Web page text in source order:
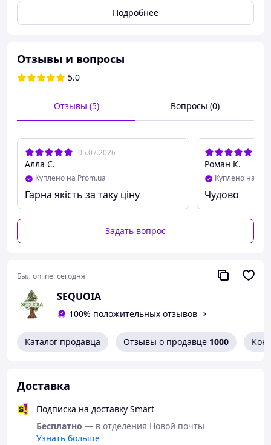
для интимных игр, так и для фотосессий.
(регулируется под фигуру)
Подробнее
Отзывы и вопросы
5.0
Отзывы (5) Вопросы (0)
05.07.2026
Алла С.
Куплено на Prom.ua
Гарна якість за таку ціну
Роман К.
Куплено на
Чудово
Задать вопрос
Был online:сегодня
SEQUOIA
100% положительных отзывов
Каталог продавца Отзывы о продавце 1000
Доставка
Подписка на доставку Smart
Бесплатно — в отделения Новой почты
Узнать больше